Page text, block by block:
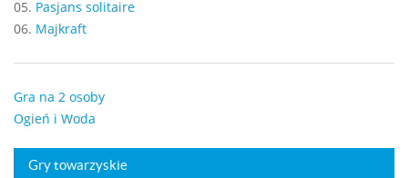
05. Pasjans solitaire
06. Majkraft
Gra na 2 osoby
Ogień i Woda
Gry towarzyskie